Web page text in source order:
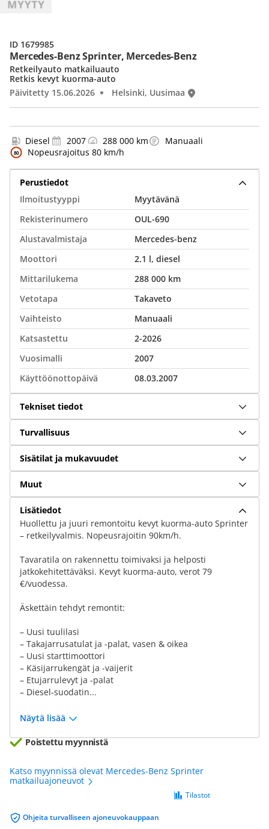
Mercedes-Benz Sprinter, Mercedes-Benz
Retkeilyauto matkailuauto
Retkis kevyt kuorma-auto
Päivitetty 15.06.2026
Helsinki, Uusimaa
ID 1679985
Diesel 2007 288 000 km
Manuaali
Nopeusrajoitus 80 km/h
Perustiedot
Ilmoitustyyppi
Myytävänä
Rekisterinumero
OUL-690
Alustavalmistaja
Mercedes-benz
Moottori
2.1 l, diesel
Mittarilukema
288 000 km
Vetotapa
Takaveto
Vaihteisto
Manuaali
Katsastettu
2-2026
Vuosimalli
2007
Käyttöönottopäivä
08.03.2007
Tekniset tiedot
Turvallisuus
Sisätilat ja mukavuudet
Muut
Lisätiedot
Huollettu ja juuri remontoitu kevyt kuorma-auto Sprinter
– retkeilyvalmis. Nopeusrajoitin 90km/h.
Tavaratila on rakennettu toimivaksi ja helposti
jatkokehitettäväksi. Kevyt kuorma-auto, verot 79
€/vuodessa.
Äskettäin tehdyt remontit:
– Uusi tuulilasi
– Takajarrusatulat ja -palat, vasen & oikea
– Uusi starttimoottori
– Käsijarrukengät ja -vaijerit
– Etujarrulevyt ja -palat
– Diesel-suodatin...
Näytä lisää
Poistettu myynnistä
Katso myynnissä olevat Mercedes-Benz Sprinter
matkailuajoneuvot
Ohjeita turvalliseen ajoneuvokauppaan
Tilastot